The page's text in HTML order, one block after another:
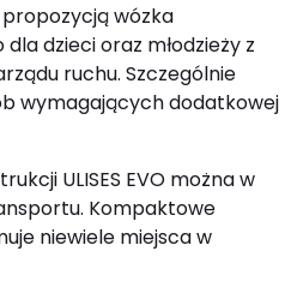
propozycją wózka
dzieci oraz młodzieży z
ruchu. Szczególnie
wymagających dodatkowej
ULISES EVO można w
Kompaktowe
niewiele miejsca w